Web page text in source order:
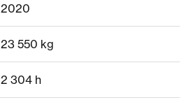
2020
23 550 kg
2 304 h